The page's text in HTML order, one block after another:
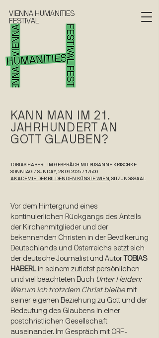
VIENNA HUMANITIES
FESTIVAL
KANN MAN IM 21.
JAHRHUNDERT AN
GOTT GLAUBEN?
TOBIAS HABERL IM GESPRÄCH MIT SUSANNE KRISCHKE
SONNTAG / SUNDAY, 28.09.2025 / 17h00
AKADEMIE DER BILDENDEN KÜNSTE WIEN , SITZUNGSSAAL
Vor dem Hintergrund eines
kontinuierlichen Rückgangs des Anteils
der Kirchenmitglieder und der
bekennenden Christen in der Bevölkerung
Deutschlands und Österreichs setzt sich
der deutsche Journalist und Autor
TOBIAS
HABERLin seinem zutiefst persönlichen
und viel beachteten Buch Unter Heiden:
Warum ich trotzdem Christ bleibemit
seiner eigenen Beziehung zu Gott und der
Bedeutung des Glaubens in einer
postchristlichen Gesellschaft
auseinander. Im Gespräch mit ORF-